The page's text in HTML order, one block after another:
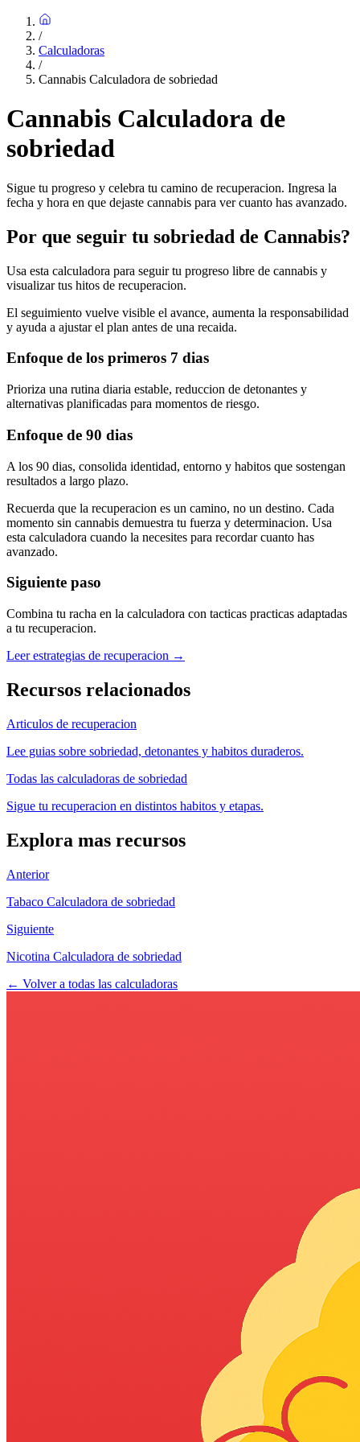
/
Calculadoras
/
Cannabis Calculadora de sobriedad
Cannabis Calculadora de
sobriedad
Sigue tu progreso y celebra tu camino de recuperacion. Ingresa la
fecha y hora en que dejaste cannabis para ver cuanto has avanzado.
Por que seguir tu sobriedad de Cannabis?
Usa esta calculadora para seguir tu progreso libre de cannabis y
visualizar tus hitos de recuperacion.
El seguimiento vuelve visible el avance, aumenta la responsabilidad
y ayuda a ajustar el plan antes de una recaida.
Enfoque de los primeros 7 dias
Prioriza una rutina diaria estable, reduccion de detonantes y
alternativas planificadas para momentos de riesgo.
Enfoque de 90 dias
A los 90 dias, consolida identidad, entorno y habitos que sostengan
resultados a largo plazo.
Recuerda que la recuperacion es un camino, no un destino. Cada
momento sin cannabis demuestra tu fuerza y determinacion. Usa
esta calculadora cuando la necesites para recordar cuanto has
avanzado.
Siguiente paso
Combina tu racha en la calculadora con tacticas practicas adaptadas
a tu recuperacion.
Leer estrategias de recuperacion →
Recursos relacionados
Articulos de recuperacion
Lee guias sobre sobriedad, detonantes y habitos duraderos.
Todas las calculadoras de sobriedad
Sigue tu recuperacion en distintos habitos y etapas.
Explora mas recursos
Anterior
Tabaco Calculadora de sobriedad
Siguiente
Nicotina Calculadora de sobriedad
← Volver a todas las calculadoras